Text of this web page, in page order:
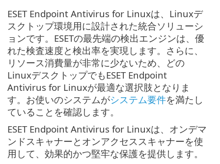
ESET Endpoint Antivirus for Linuxは、Linuxデ
スクトップ環境用に設計された統合ソリューシ
ョンです。ESETの最先端の検出エンジンは、優
れた検査速度と検出率を実現します。さらに、
リソース消費量が非常に少ないため、どの
LinuxデスクトップでもESET Endpoint
Antivirus for Linuxが最適な選択肢となりま
す。お使いのシステムがシステム要件を満たし
ていることを確認します。
ESET Endpoint Antivirus for Linuxは、オンデマ
ンドスキャナーとオンアクセススキャナーを使
用して、効果的かつ堅牢な保護を提供します。